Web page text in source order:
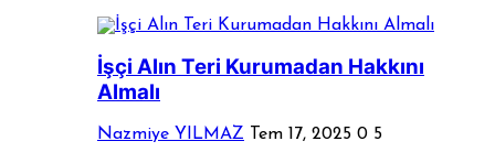
İşçi Alın Teri Kurumadan Hakkını
Almalı
Nazmiye YILMAZ Tem 17, 2025 0 5